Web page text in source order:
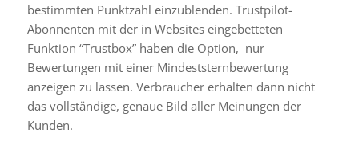
bestimmten Punktzahl einzublenden. Trustpilot-
Abonnenten mit der in Websites eingebetteten
Funktion “Trustbox” haben die Option, nur
Bewertungen mit einer Mindeststernbewertung
anzeigen zu lassen. Verbraucher erhalten dann nicht
das vollständige, genaue Bild aller Meinungen der
Kunden.